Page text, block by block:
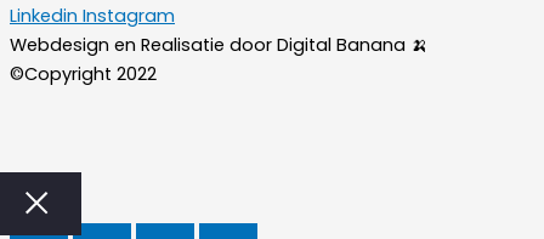
Linkedin Instagram
Webdesign en Realisatie door Digital Banana 🍌
©Copyright 2022